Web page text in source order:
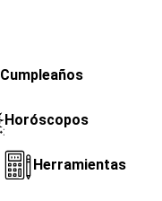
Cumpleaños
Horóscopos
Herramientas